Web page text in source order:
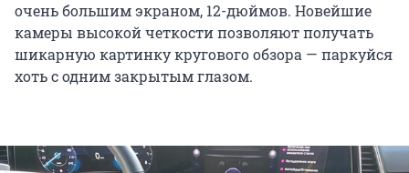
очень большим экраном, 12-дюймов. Новейшие
камеры высокой четкости позволяют получать
шикарную картинку кругового обзора — паркуйся
хоть с одним закрытым глазом.